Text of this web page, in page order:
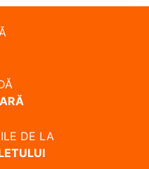
DE LA